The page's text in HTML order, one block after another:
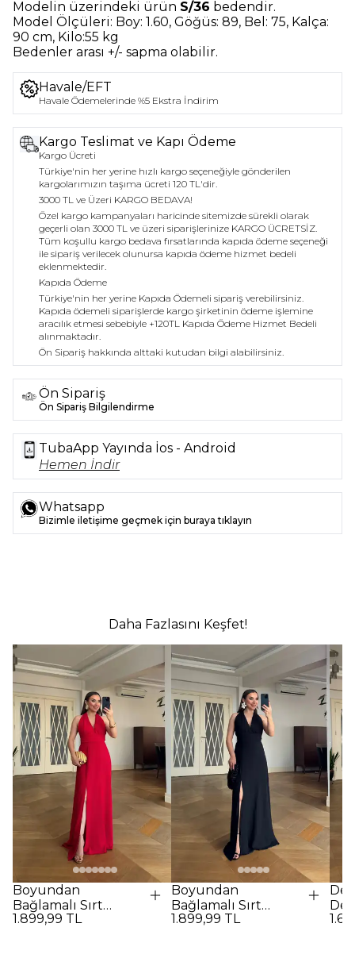
Modelin üzerindeki ürün S/36 bedendir.
Model Ölçüleri: Boy: 1.60, Göğüs: 89, Bel: 75, Kalça:
90 cm, Kilo:55 kg
Bedenler arası +/- sapma olabilir.
Havale/EFT
Havale Ödemelerinde %5 Ekstra İndirim
Kargo Teslimat ve Kapı Ödeme
Kargo Ücreti
Türkiye'nin her yerine hızlı kargo seçeneğiyle gönderilen
kargolarımızın taşıma ücreti 120 TL'dir.
3000 TL ve Üzeri KARGO BEDAVA!
Özel kargo kampanyaları haricinde sitemizde sürekli olarak
geçerli olan 3000 TL ve üzeri siparişlerinize KARGO ÜCRETSİZ.
Tüm koşullu kargo bedava fırsatlarında kapıda ödeme seçeneği
ile sipariş verilecek olunursa kapıda ödeme hizmet bedeli
eklenmektedir.
Kapıda Ödeme
Türkiye'nin her yerine Kapıda Ödemeli sipariş verebilirsiniz.
Kapıda ödemeli siparişlerde kargo şirketinin ödeme işlemine
aracılık etmesi sebebiyle +120TL Kapıda Ödeme Hizmet Bedeli
alınmaktadır.
Ön Sipariş hakkında alttaki kutudan bilgi alabilirsiniz.
Ön Sipariş
Ön Sipariş Bilgilendirme
TubaApp Yayında İos - Android
Hemen İndir
Whatsapp
Bizimle iletişime geçmek için buraya tıklayın
Daha Fazlasını Keşfet!
Boyundan
Bağlamalı Sırt
Dekolteli Uzun
1.899,99 TL
Boyundan
Bağlamalı Sırt
Dekolteli Uzun
1.899,99 TL